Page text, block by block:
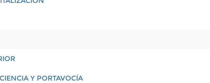
Y PORTAVOCÍA